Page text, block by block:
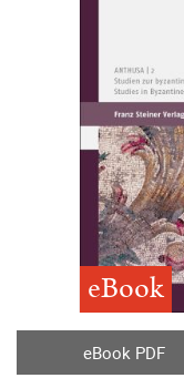
eBook
eBook PDF